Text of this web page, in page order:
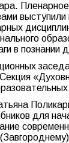
познании